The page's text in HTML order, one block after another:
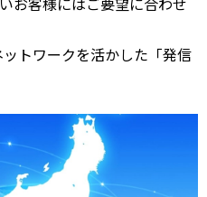
トワークを活かした「発信